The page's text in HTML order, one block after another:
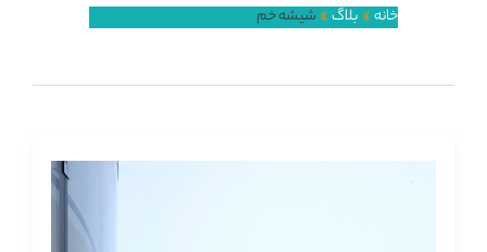
خانه بلاگ شیشه خم